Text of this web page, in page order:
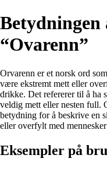
Betydningen
“Ovarenn”
Orvarenn er et norsk ord
være ekstremt mett eller
drikke. Det refererer til å ha
veldig mett eller nesten full.
betydning for å beskrive en
eller overfylt med
Eksempler på